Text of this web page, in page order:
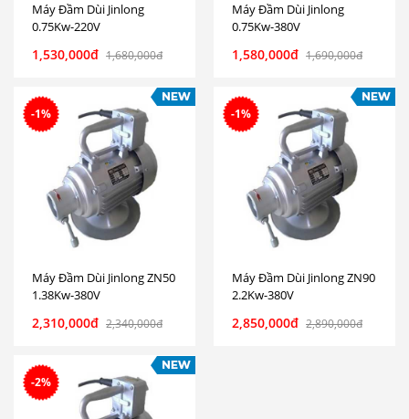
Máy Đầm Dùi Jinlong
0.75Kw-220V
1,530,000đ 1,680,000đ
Máy Đầm Dùi Jinlong
0.75Kw-380V
1,580,000đ 1,690,000đ
-1%
Máy Đầm Dùi Jinlong ZN50
1.38Kw-380V
2,310,000đ 2,340,000đ
-1%
Máy Đầm Dùi Jinlong ZN90
2.2Kw-380V
2,850,000đ 2,890,000đ
-2%